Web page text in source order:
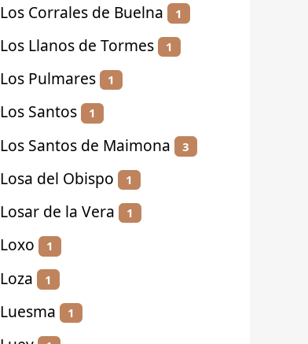
Los Corrales de Buelna 1
Los Llanos de Tormes 1
Los Pulmares 1
Los Santos 1
Los Santos de Maimona 3
Losa del Obispo 1
Losar de la Vera 1
Loxo 1
Loza 1
Luesma 1